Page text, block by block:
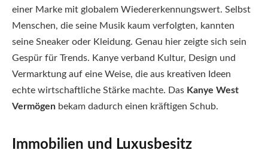
einer Marke mit globalem Wiedererkennungswert. Selbst
Menschen, die seine Musik kaum verfolgten, kannten
seine Sneaker oder Kleidung. Genau hier zeigte sich sein
Gespür für Trends. Kanye verband Kultur, Design und
Vermarktung auf eine Weise, die aus kreativen Ideen
echte wirtschaftliche Stärke machte. Das Kanye West
Vermögen bekam dadurch einen kräftigen Schub.
Immobilien und Luxusbesitz